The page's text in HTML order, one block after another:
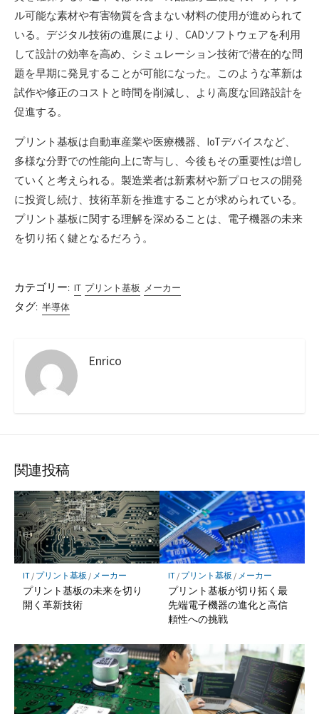
ル可能な素材や有害物質を含まない材料の使用が進められて
いる。デジタル技術の進展により、CADソフトウェアを利用
して設計の効率を高め、シミュレーション技術で潜在的な問
題を早期に発見することが可能になった。このような革新は
試作や修正のコストと時間を削減し、より高度な回路設計を
促進する。
プリント基板は自動車産業や医療機器、IoTデバイスなど、
多様な分野での性能向上に寄与し、今後もその重要性は増し
ていくと考えられる。製造業者は新素材や新プロセスの開発
に投資し続け、技術革新を推進することが求められている。
プリント基板に関する理解を深めることは、電子機器の未来
を切り拓く鍵となるだろう。
カテゴリー: IT プリント基板 メーカー
タグ: 半導体
Enrico
関連投稿
IT/ プリント基板 / メーカー
プリント基板の未来を切り
開く革新技術
IT/ プリント基板 / メーカー
プリント基板が切り拓く最
先端電子機器の進化と高信
頼性への挑戦